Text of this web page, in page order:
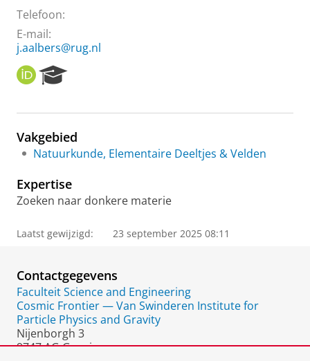
Telefoon:
E-mail:
j.aalbers@rug.nl
O
R
I
e
r
c
P
o
a
Vakgebied
Natuurkunde, Elementaire Deeltjes & Velden
Expertise
Zoeken naar donkere materie
Laatst gewijzigd: 23 september 2025 08:11
Contactgegevens
Faculteit Science and Engineering
Cosmic Frontier — Van Swinderen Institute for
Particle Physics and Gravity
Nijenborgh 3
9747 AG Groningen